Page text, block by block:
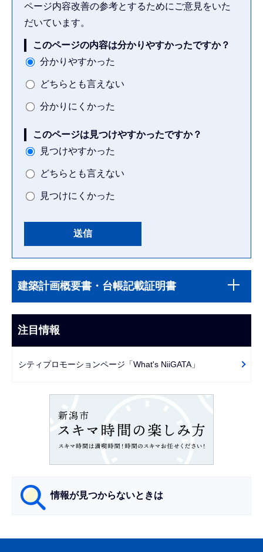
ページ内容改善の参考とするためにご意見をいた
だいています。
このページの内容は分かりやすかったですか？
分かりやすかった
どちらとも言えない
分かりにくかった
このページは見つけやすかったですか？
見つけやすかった
どちらとも言えない
見つけにくかった
文
こ
ま
で
ビ
ー
建築計画概要書・台帳記載証明書
注目情報
シティプロモーションページ「What's NiiGATA」
情報が見つからないときは